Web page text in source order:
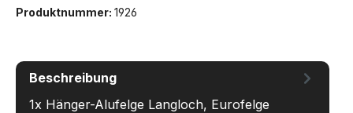
Produktnummer: 1926
Beschreibung
1x Hänger-Alufelge Langloch, Eurofelge